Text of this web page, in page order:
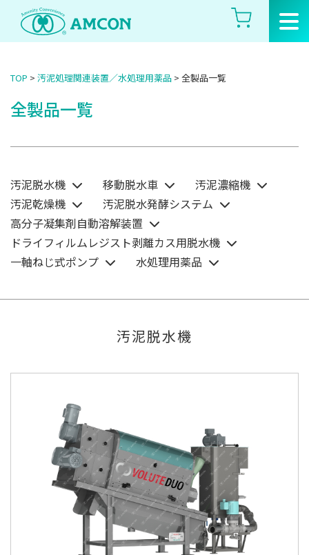
Skip
the
TOP > 汚泥処理関連装置／水処理用薬品 > 全製品一覧
全製品一覧
汚泥脱水機 移動脱水車
汚泥濃縮機
汚泥乾燥機
汚泥脱水発酵システム
高分子凝集剤自動溶解装置
ドライフィルムレジスト剥離カス用脱水機
一軸ねじ式ポンプ
水処理用薬品
汚泥脱水機